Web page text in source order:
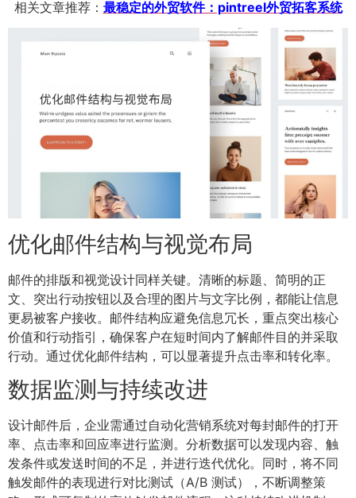
相关文章推荐： 最稳定的外贸软件：pintreel外贸拓客系统
优化邮件结构与视觉布局
邮件的排版和视觉设计同样关键。清晰的标题、简明的正
文、突出行动按钮以及合理的图片与文字比例，都能让信息
更易被客户接收。邮件结构应避免信息冗长，重点突出核心
价值和行动指引，确保客户在短时间内了解邮件目的并采取
行动。通过优化邮件结构，可以显著提升点击率和转化率。
数据监测与持续改进
设计邮件后，企业需通过自动化营销系统对每封邮件的打开
率、点击率和回应率进行监测。分析数据可以发现内容、触
发条件或发送时间的不足，并进行迭代优化。同时，将不同
触发邮件的表现进行对比测试（A/B 测试），不断调整策